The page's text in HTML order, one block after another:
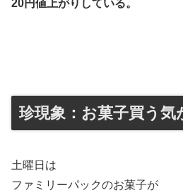
20円値上がりしている。
珍現象：お菓子買う気
土曜日は
ファミリーパックのお菓子が